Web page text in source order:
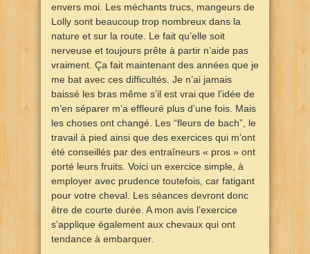
envers moi. Les méchants trucs, mangeurs de
Lolly sont beaucoup trop nombreux dans la
nature et sur la route. Le fait qu’elle soit
nerveuse et toujours prête à partir n’aide pas
vraiment. Ça fait maintenant des années que je
me bat avec ces difficultés. Je n’ai jamais
baissé les bras même s’il est vrai que l’idée de
m’en séparer m’a effleuré plus d’une fois. Mais
les choses ont changé. Les “fleurs de bach”, le
travail à pied ainsi que des exercices qui m’ont
été conseillés par des entraîneurs « pros » ont
porté leurs fruits. Voici un exercice simple, à
employer avec prudence toutefois, car fatigant
pour votre cheval. Les séances devront donc
être de courte durée. A mon avis l’exercice
s’applique également aux chevaux qui ont
tendance à embarquer.